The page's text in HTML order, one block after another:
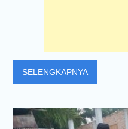
SELENGKAPNYA